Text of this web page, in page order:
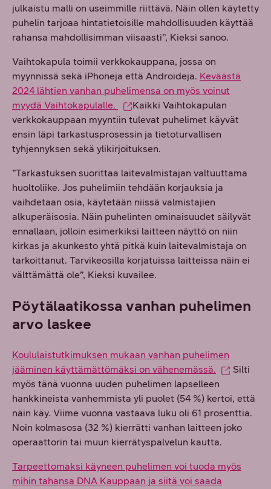
julkaistu malli on useimmille riittävä. Näin ollen käytetty
puhelin tarjoaa hintatietoisille mahdollisuuden käyttää
rahansa mahdollisimman viisaasti”, Kieksi sanoo.
Vaihtokapula toimii verkkokauppana, jossa on
myynnissä sekä iPhoneja että Androideja. Keväästä
2024 lähtien vanhan puhelimensa on myös voinut
myydä Vaihtokapulalle.
Kaikki Vaihtokapulan
verkkokauppaan myyntiin tulevat puhelimet käyvät
ensin läpi tarkastusprosessin ja tietoturvallisen
tyhjennyksen sekä ylikirjoituksen.
”Tarkastuksen suorittaa laitevalmistajan valtuuttama
huoltoliike. Jos puhelimiin tehdään korjauksia ja
vaihdetaan osia, käytetään niissä valmistajien
alkuperäisosia. Näin puhelinten ominaisuudet säilyvät
ennallaan, jolloin esimerkiksi laitteen näyttö on niin
kirkas ja akunkesto yhtä pitkä kuin laitevalmistaja on
tarkoittanut. Tarvikeosilla korjatuissa laitteissa näin ei
välttämättä ole”, Kieksi kuvailee.
Pöytälaatikossa vanhan puhelimen
arvo laskee
Koululaistutkimuksen mukaan vanhan puhelimen
jääminen käyttämättömäksi on vähenemässä.
Silti
myös tänä vuonna uuden puhelimen lapselleen
hankkineista vanhemmista yli puolet (54 %) kertoi, että
näin käy. Viime vuonna vastaava luku oli 61 prosenttia.
Noin kolmasosa (32 %) kierrätti vanhan laitteen joko
operaattorin tai muun kierrätyspalvelun kautta.
Tarpeettomaksi käyneen puhelimen voi tuoda myös
mihin tahansa DNA Kauppaan ja siitä voi saada